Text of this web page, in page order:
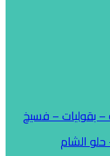
بقوليات – فسيخ
الشام